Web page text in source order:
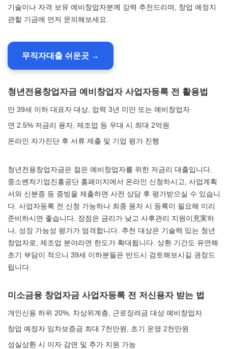
기술이나 자격 보유 예비창업자분께 강력 추천드리며, 창업 예정지
관할 기금에 먼저 문의해보세요.
무직자대출 쉬운곳 →
청년전용창업자금 예비창업자 사업자등록 전 활용법
만 39세 이하 대표자 대상, 업력 3년 미만 또는 예비창업자
연 2.5% 저금리 융자, 제조업 등 우대 시 최대 2억원
온라인 자가진단 후 서류 제출 및 기업 평가 진행
청년전용창업자금은 젊은 예비창업자를 위한 저금리 대출입니다.
중소벤처기업진흥공단 홈페이지에서 온라인 신청하시고, 사업계획
서와 신분증 등 증빙을 제출하면 사전 상담 후 평가받으실 수 있습니
다. 사업자등록 전 신청 가능하나 최종 융자 시 등록이 필요해 미리
준비하시면 좋습니다. 장점은 금리가 낮고 사후관리 지원이充実하
나, 성장 가능성 평가가 엄격합니다. 추천 대상은 기술력 있는 청년
창업자로, 제조업 분야라면 한도가 확대됩니다. 상환 기간도 유연해
초기 부담이 적으니 39세 이하분들은 반드시 검토해보시길 권장드
립니다.
미소금융 창업자금 사업자등록 전 저신용자 받는 법
개인신용 하위 20%, 차상위계층, 근로장려금 대상 예비창업자
창업 예정자 임차보증금 최대 7천만원, 초기 운영 2천만원
성실상환 시 이자 감면 및 추가 지원 가능